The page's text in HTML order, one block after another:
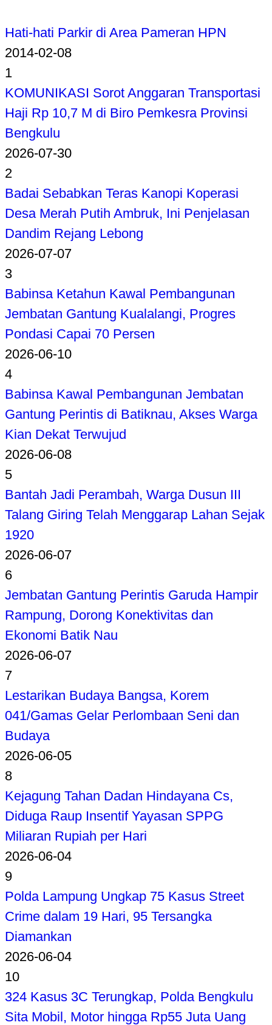
Hati-hati Parkir di Area Pameran HPN
2014-02-08
1
KOMUNIKASI Sorot Anggaran Transportasi
Haji Rp 10,7 M di Biro Pemkesra Provinsi
Bengkulu
2026-07-30
2
Badai Sebabkan Teras Kanopi Koperasi
Desa Merah Putih Ambruk, Ini Penjelasan
Dandim Rejang Lebong
2026-07-07
3
Babinsa Ketahun Kawal Pembangunan
Jembatan Gantung Kualalangi, Progres
Pondasi Capai 70 Persen
2026-06-10
4
Babinsa Kawal Pembangunan Jembatan
Gantung Perintis di Batiknau, Akses Warga
Kian Dekat Terwujud
2026-06-08
5
Bantah Jadi Perambah, Warga Dusun III
Talang Giring Telah Menggarap Lahan Sejak
1920
2026-06-07
6
Jembatan Gantung Perintis Garuda Hampir
Rampung, Dorong Konektivitas dan
Ekonomi Batik Nau
2026-06-07
7
Lestarikan Budaya Bangsa, Korem
041/Gamas Gelar Perlombaan Seni dan
Budaya
2026-06-05
8
Kejagung Tahan Dadan Hindayana Cs,
Diduga Raup Insentif Yayasan SPPG
Miliaran Rupiah per Hari
2026-06-04
9
Polda Lampung Ungkap 75 Kasus Street
Crime dalam 19 Hari, 95 Tersangka
Diamankan
2026-06-04
10
324 Kasus 3C Terungkap, Polda Bengkulu
Sita Mobil, Motor hingga Rp55 Juta Uang